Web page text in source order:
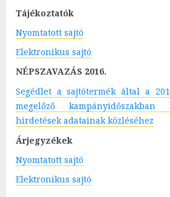
Tájékoztatók
Nyomtatott sajtó
Elektronikus sajtó
NÉPSZAVAZÁS 2016.
Segédlet a sajtótermék által a
megelőző
hirdetések adatainak közléséhez
Árjegyzékek
Nyomtatott sajtó
Elektronikus sajtó